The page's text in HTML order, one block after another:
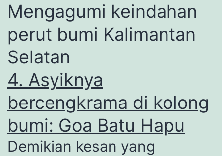
Mengagumi keindahan
perut bumi Kalimantan
Selatan
4. Asyiknya
bercengkrama di kolong
bumi: Goa Batu Hapu
Demikian kesan yang